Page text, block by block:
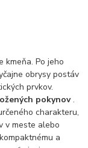
Po jeho
obrysy postáv
prvkov.
pokynov.
charakteru,
v meste alebo
a